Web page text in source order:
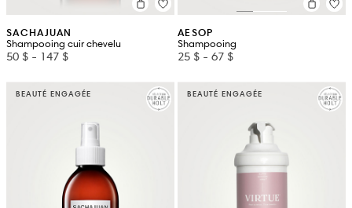
SACHAJUAN
Shampooing cuir chevelu
50 $ - 147 $
AESOP
Shampooing
25 $ - 67 $
BEAUTÉ ENGAGÉE BEAUTÉ ENGAGÉE